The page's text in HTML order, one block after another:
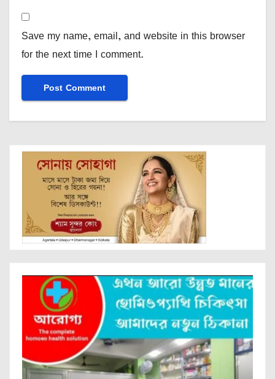
Save my name, email, and website in this browser
for the next time I comment.